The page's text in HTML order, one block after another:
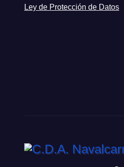
Ley de Protección de Datos